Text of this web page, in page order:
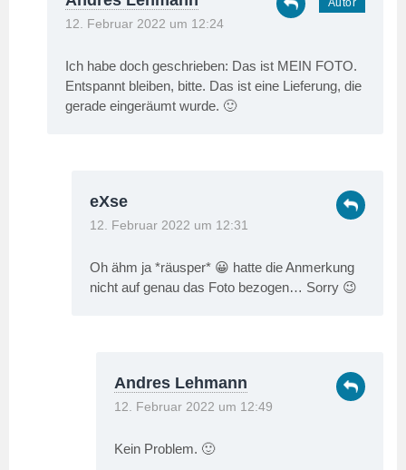
12. Februar 2022 um 12:24
Ich habe doch geschrieben: Das ist MEIN FOTO.
Entspannt bleiben, bitte. Das ist eine Lieferung, die
gerade eingeräumt wurde. 🙂
eXse
12. Februar 2022 um 12:31
Oh ähm ja *räusper* 😀 hatte die Anmerkung
nicht auf genau das Foto bezogen… Sorry 😉
Andres Lehmann
12. Februar 2022 um 12:49
Kein Problem. 🙂